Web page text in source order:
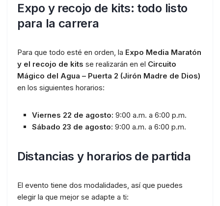
Expo y recojo de kits: todo listo
para la carrera
Para que todo esté en orden, la Expo Media Maratón
y el recojo de kits se realizarán en el Circuito
Mágico del Agua – Puerta 2 (Jirón Madre de Dios)
en los siguientes horarios:
Viernes 22 de agosto: 9:00 a.m. a 6:00 p.m.
Sábado 23 de agosto: 9:00 a.m. a 6:00 p.m.
Distancias y horarios de partida
El evento tiene dos modalidades, así que puedes
elegir la que mejor se adapte a ti: